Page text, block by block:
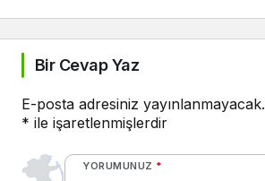
Bir Cevap Yaz
E-posta adresiniz yayınlanmayacak.
* ile işaretlenmişlerdir
YORUMUNUZ *